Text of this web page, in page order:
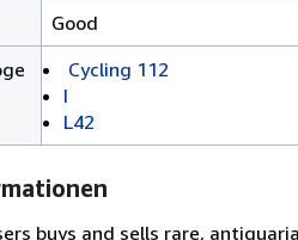
Good
Cycling 112
I
L42
buys and sells rare,